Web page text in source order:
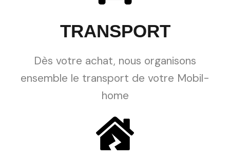
TRANSPORT
Dès votre achat, nous organisons
ensemble le transport de votre Mobil-
home